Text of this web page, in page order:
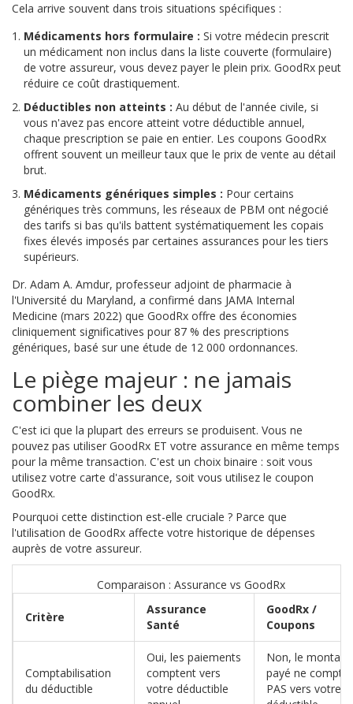
Cela arrive souvent dans trois situations spécifiques :
Médicaments hors formulaire : Si votre médecin prescrit
un médicament non inclus dans la liste couverte (formulaire)
de votre assureur, vous devez payer le plein prix. GoodRx peut
réduire ce coût drastiquement.
Déductibles non atteints : Au début de l'année civile, si
vous n'avez pas encore atteint votre déductible annuel,
chaque prescription se paie en entier. Les coupons GoodRx
offrent souvent un meilleur taux que le prix de vente au détail
brut.
Médicaments génériques simples : Pour certains
génériques très communs, les réseaux de PBM ont négocié
des tarifs si bas qu'ils battent systématiquement les copais
fixes élevés imposés par certaines assurances pour les tiers
supérieurs.
Dr. Adam A. Amdur, professeur adjoint de pharmacie à
l'Université du Maryland, a confirmé dans JAMA Internal
Medicine (mars 2022) que GoodRx offre des économies
cliniquement significatives pour 87 % des prescriptions
génériques, basé sur une étude de 12 000 ordonnances.
Le piège majeur : ne jamais
combiner les deux
C'est ici que la plupart des erreurs se produisent. Vous ne
pouvez pas utiliser GoodRx ET votre assurance en même temps
pour la même transaction. C'est un choix binaire : soit vous
utilisez votre carte d'assurance, soit vous utilisez le coupon
GoodRx.
Pourquoi cette distinction est-elle cruciale ? Parce que
l'utilisation de GoodRx affecte votre historique de dépenses
auprès de votre assureur.
Comparaison : Assurance vs GoodRx
Critère
Assurance
Santé
GoodRx /
Coupons
Comptabilisation
du déductible
Oui, les paiements
comptent vers
votre déductible
Non, le montant
payé ne compte
PAS vers votre